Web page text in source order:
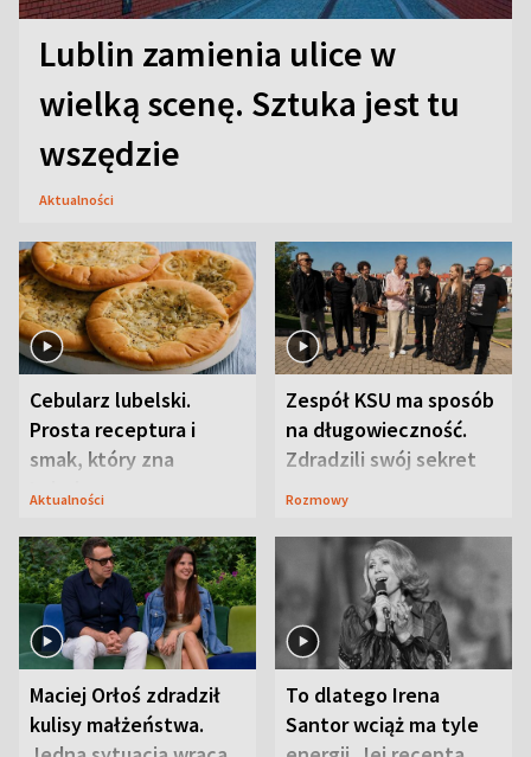
Lublin zamienia ulice w
wielką scenę. Sztuka jest tu
wszędzie
Aktualności
Cebularz lubelski.
Prosta receptura i
smak, który zna
Lubelszczyzna
Aktualności
Zespół KSU ma sposób
na długowieczność.
Zdradzili swój sekret
Rozmowy
Maciej Orłoś zdradził
kulisy małżeństwa.
To dlatego Irena
Santor wciąż ma tyle